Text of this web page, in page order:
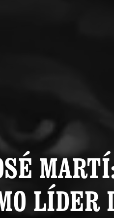
LÍDER